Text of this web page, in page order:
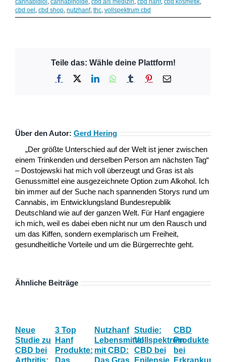
cannabidiol, cannabinoide, cbd als medizin, cbd hanf, cbd kosmetik,
cbd oel, cbd shop, nutzhanf, thc, vollspektrum cbd
Teile das: Wähle deine Plattform!
Facebook LinkedInWhatsApp
Tumblr Pinterest
E-
Über den Autor: Gerd Hering
„Der größte Unterschied auf der Welt ist jener zwischen
einem Trinkenden und derselben Person am nächsten Tag“
– Dostojewski hat mich voll überzeugt und Gras ist als
Genussmittel eine ausgezeichnete Option zum Alkohol. Ich
bin immer auf der Suche nach spannenden Storys rund um
Cannabis, im Entwicklungsland Bundesrepublik
Deutschland wie auf der ganzen Welt. Für Hanf engagiere
ich mich, weil es dabei eben nicht nur um den Rausch und
um das Kiffen, sondern exemplarisch um Freiheit,
gesundheitliche Vorteile und um die Bürgerrechte geht.
Ähnliche Beiträge
Neue
Studie zu
CBD bei
Arthritis:
3 Top
Hanf
Produkte:
Das
Nutzhanf
Lebensmittel
mit CBD:
Das Gras
Studie:
Vollspektrum
CBD bei
Epilepsie
CBD
Produkte
bei